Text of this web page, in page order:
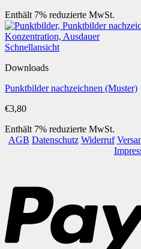
Enthält 7% reduzierte MwSt.
Schnellansicht
Downloads
Punktbilder nachzeichnen (Muster)
€3,80
Enthält 7% reduzierte MwSt.
AGB Datenschutz Widerruf